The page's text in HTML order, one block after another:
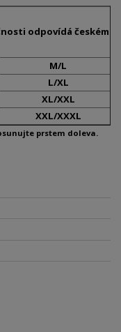
odpovídá českému
M/L
L/XL
XL/XXL
XXL/XXXL
prstem doleva.